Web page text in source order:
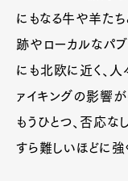
にもなる牛や羊た
跡やローカルなパ
にも北欧に近く、
ァイキングの影響が
もうひとつ、否応な
すら難しいほどに強